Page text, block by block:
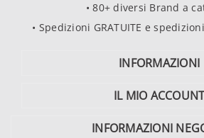
• 80+ diversi Brand a
• Spedizioni GRATUITE e spedizioni
INFORMAZIONI
IL MIO
INFORMAZIONI